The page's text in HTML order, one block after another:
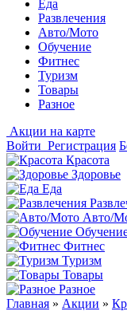
Еда
Развлечения
Авто/Мото
Обучение
Фитнес
Туризм
Товары
Разное
Акции на карте
Войти Регистрация
Красота
Здоровье
Еда
Авто/
Фитнес
Туризм
Товары
Разное
Главная » Акции »